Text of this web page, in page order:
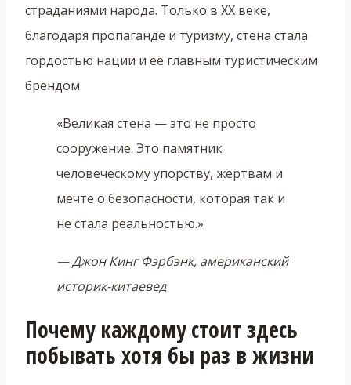
страданиями народа. Только в XX веке,
благодаря пропаганде и туризму, стена стала
гордостью нации и её главным туристическим
брендом.
«Великая стена — это не просто
сооружение. Это памятник
человеческому упорству, жертвам и
мечте о безопасности, которая так и
не стала реальностью.»
— Джон Кинг Фэрбэнк, американский
историк-китаевед
Почему каждому стоит здесь
побывать хотя бы раз в жизни